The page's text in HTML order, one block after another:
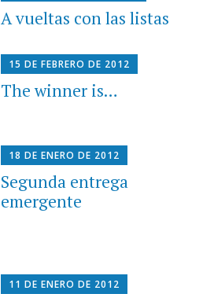
A vueltas con las listas
15 DE FEBRERO DE 2012
The winner is…
18 DE ENERO DE 2012
Segunda entrega
emergente
11 DE ENERO DE 2012